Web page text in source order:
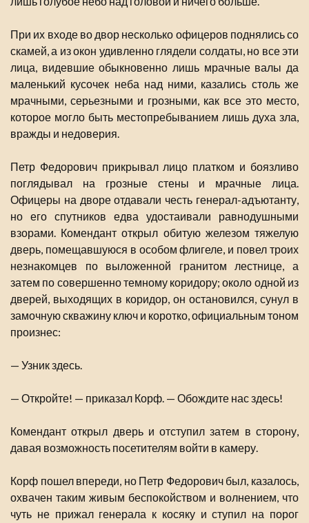
При их входе во двор несколько офицеров поднялись со
скамей, а из окон удивленно глядели солдаты, но все эти
лица, видевшие обыкновенно лишь мрачные валы да
маленький кусочек неба над ними, казались столь же
мрачными, серьезными и грозными, как все это место,
которое могло быть местопребыванием лишь духа зла,
вражды и недоверия.
Петр Федорович прикрывал лицо платком и боязливо
поглядывал на грозные стены и мрачные лица.
Офицеры на дворе отдавали честь генерал-адъютанту,
но его спутников едва удостаивали равнодушными
взорами. Комендант открыл обитую железом тяжелую
дверь, помещавшуюся в особом флигеле, и повел троих
незнакомцев по выложенной гранитом лестнице, а
затем по совершенно темному коридору; около одной из
дверей, выходящих в коридор, он остановился, сунул в
замочную скважину ключ и коротко, официальным тоном
произнес:
— Узник здесь.
— Откройте! — приказал Корф. — Обождите нас здесь!
Комендант открыл дверь и отступил затем в сторону,
давая возможность посетителям войти в камеру.
Корф пошел впереди, но Петр Федорович был, казалось,
охвачен таким живым беспокойством и волнением, что
чуть не прижал генерала к косяку и ступил на порог